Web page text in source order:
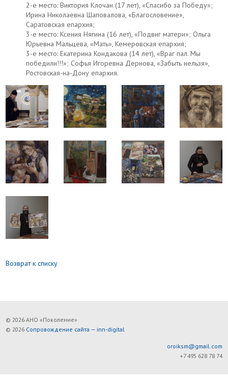
2-е место: Виктория Клочан (17 лет), «Спасибо за Победу»;
Ирина Николаевна Шаповалова, «Благословение»,
Саратовская епархия;
3-е место: Ксения Нягина (16 лет), «Подвиг матери»; Ольга
Юрьевна Мальцева, «Мать», Кемеровская епархия;
3-е место: Екатерина Кондакова (14 лет), «Враг пал. Мы
победили!!!»; Софья Игоревна Дернова, «Забыть нельзя»,
Ростовская-на-Дону епархия.
Возврат к списку
© 2026 АНО «Поколение»
© 2026 Сопровождение сайта — inn-digital
oroiksm@gmail.com
+7 495 628 78 74